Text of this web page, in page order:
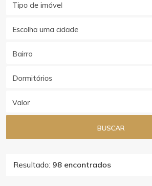
Tipo de imóvel
Escolha uma cidade
Bairro
Dormitórios
Valor
BUSCAR
Resultado: 98 encontrados